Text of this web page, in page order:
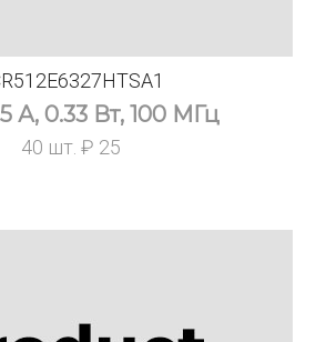
А, 0.33 Вт, 100 МГц
40 шт. ₽ 25